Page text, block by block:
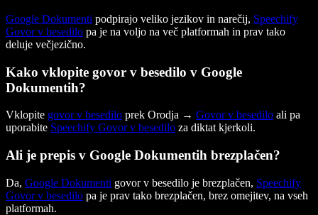
Google Dokumenti podpirajo veliko jezikov in narečij, Speechify
Govor v besedilo pa je na voljo na več platformah in prav tako
deluje večjezično.
Kako vklopite govor v besedilo v Google
Dokumentih?
Vklopite govor v besedilo prek Orodja → Govor v besedilo ali pa
uporabite Speechify Govor v besedilo za diktat kjerkoli.
Ali je prepis v Google Dokumentih brezplačen?
Da, Google Dokumenti govor v besedilo je brezplačen, Speechify
Govor v besedilo pa je prav tako brezplačen, brez omejitev, na vseh
platformah.